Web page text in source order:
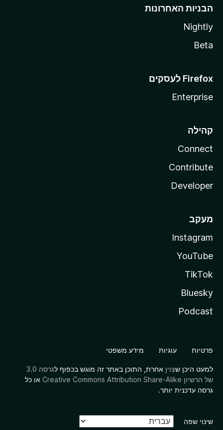
הבניות האחרונות
Nightly
Beta
Enterprise
קהילה
Connect
Contribute
Developer
מעקב
Instagram
YouTube
TikTok
Bluesky
Podcast
פרטיות עוגיות מידע משפטי
למעט היכן שצוין אחרת, התוכן באתר זה מוגש בכפוף ל
גרסה 3.0
של הרשיון Creative Commons Attribution Share-Alike
או כל
גרסה עדכנית יותר.
שינוי שפה